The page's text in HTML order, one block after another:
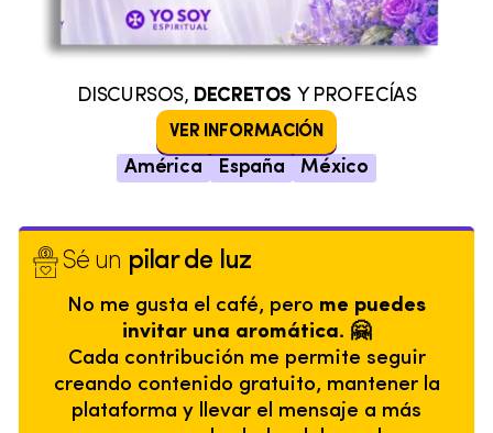
DISCURSOS, DECRETOS Y PROFECÍAS
VER INFORMACIÓN
América España México
Sé un pilar de luz
No me gusta el café, pero me puedes
invitar una aromática. 🤗
Cada contribución me permite seguir
creando contenido gratuito, mantener la
plataforma y llevar el mensaje a más